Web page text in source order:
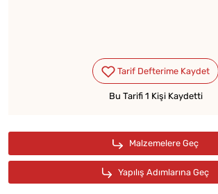
Bu Tarifi 1 Kişi Kaydetti